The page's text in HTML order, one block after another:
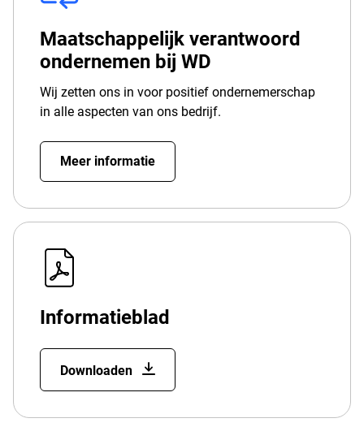
Maatschappelijk verantwoord
ondernemen bij WD
Wij zetten ons in voor positief ondernemerschap
in alle aspecten van ons bedrijf.
Meer informatie
Informatieblad
Downloaden